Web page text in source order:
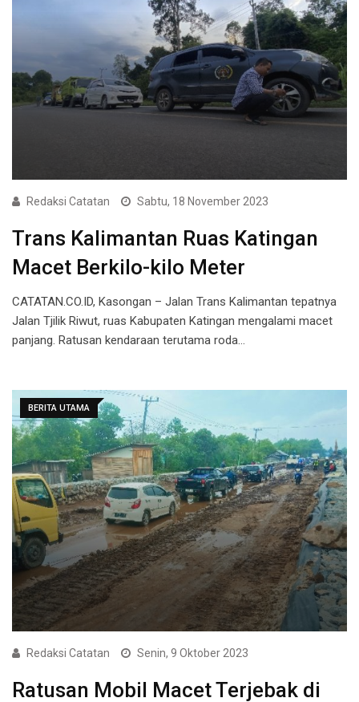
Redaksi Catatan Sabtu, 18 November 2023
Trans Kalimantan Ruas Katingan
Macet Berkilo-kilo Meter
CATATAN.CO.ID, Kasongan – Jalan Trans Kalimantan tepatnya
Jalan Tjilik Riwut, ruas Kabupaten Katingan mengalami macet
panjang. Ratusan kendaraan terutama roda…
BERITA UTAMA
Redaksi Catatan Senin, 9 Oktober 2023
Ratusan Mobil Macet Terjebak di